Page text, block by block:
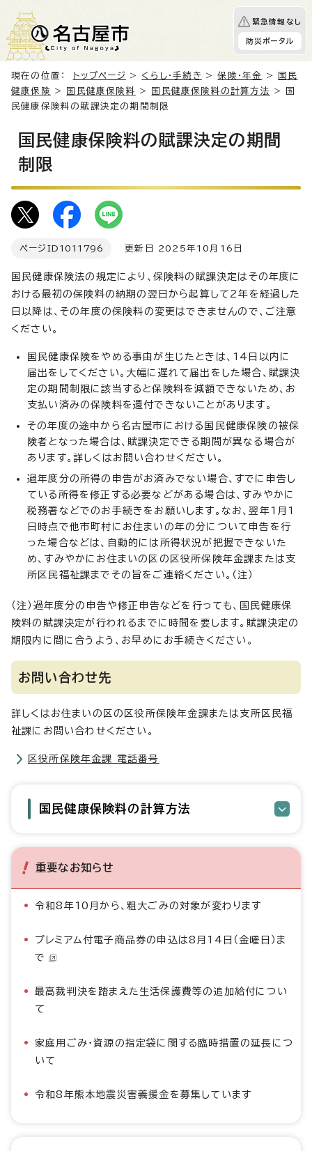
緊急情報なし
防災ポータル
現在の位置： トップページ > くらし・手続き >保険・年金 >
国民
健康保険
> 国民健康保険料 > 国民健康保険料の計算方法
> 国
民健康保険料の賦課決定の期間制限
国民健康保険料の賦課決定の期間
制限
ページID 1011796 更新日 2025年10月16日
国民健康保険法の規定により、保険料の賦課決定はその年度に
おける最初の保険料の納期の翌日から起算して2年を経過した
日以降は、その年度の保険料の変更はできませんので、ご注意
ください。
国民健康保険をやめる事由が生じたときは、14日以内に
届出をしてください。大幅に遅れて届出をした場合、賦課決
定の期間制限に該当すると保険料を減額できないため、お
支払い済みの保険料を還付できないことがあります。
その年度の途中から名古屋市における国民健康保険の被保
険者となった場合は、賦課決定できる期間が異なる場合が
あります。詳しくはお問い合わせください。
過年度分の所得の申告がお済みでない場合、すでに申告し
ている所得を修正する必要などがある場合は、すみやかに
税務署などでのお手続きをお願いします。なお、翌年1月1
日時点で他市町村にお住まいの年の分について申告を行
った場合などは、自動的には所得状況が把握できないた
め、すみやかにお住まいの区の区役所保険年金課または支
所区民福祉課までその旨をご連絡ください。（注）
（注）過年度分の申告や修正申告などを行っても、国民健康保
険料の賦課決定が行われるまでに時間を要します。賦課決定の
期限内に間に合うよう、お早めにお手続きください。
お問い合わせ先
詳しくはお住まいの区の区役所保険年金課または支所区民福
祉課にお問い合わせください。
区役所保険年金課 電話番号
国民健康保険料の計算方法
重要なお知らせ
令和8年10月から、粗大ごみの対象が変わります
プレミアム付電子商品券の申込は8月14日（金曜日）ま
で
最高裁判決を踏まえた生活保護費等の追加給付につい
て
家庭用ごみ・資源の指定袋に関する臨時措置の延長につ
いて
令和8年熊本地震災害義援金を募集しています